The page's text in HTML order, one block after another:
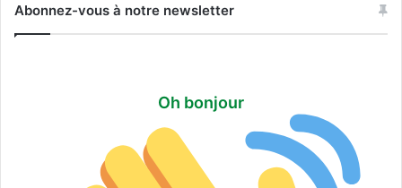
Abonnez-vous à notre newsletter
Oh bonjour